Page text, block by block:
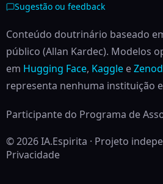
Sugestão ou feedback
Conteúdo doutrinário baseado
público (Allan Kardec). Modelos
em Hugging Face, Kaggle e
representa nenhuma instituição
Participante do Programa de
© 2026 IA.Espirita · Projeto
Privacidade